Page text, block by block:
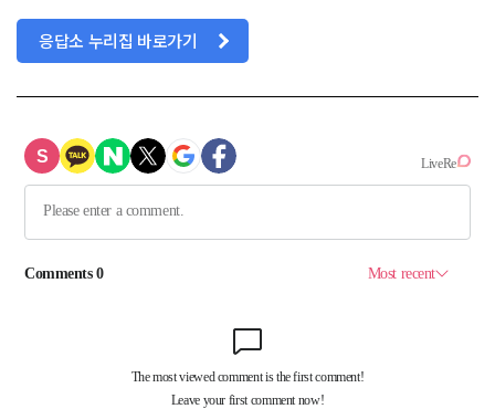
응답소 누리집 바로가기